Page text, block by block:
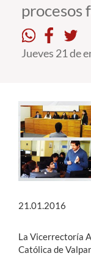
Estudiantes
Académicos
English
procesos
Jueves 21 de
21.01.2016
La Vicerrectoría
Católica de